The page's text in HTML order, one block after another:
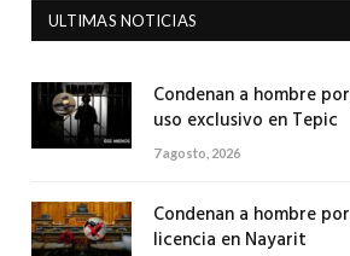
ULTIMAS NOTICIAS
Condenan a hombre
uso exclusivo en Tepic
7 agosto, 2026
Condenan a hombre
licencia en Nayarit